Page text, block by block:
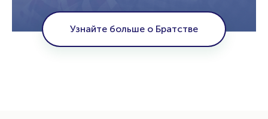
Узнайте больше о Братстве